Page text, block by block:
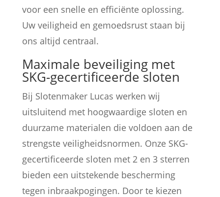
voor een snelle en efficiënte oplossing.
Uw veiligheid en gemoedsrust staan bij
ons altijd centraal.
Maximale beveiliging met
SKG-gecertificeerde sloten
Bij Slotenmaker Lucas werken wij
uitsluitend met hoogwaardige sloten en
duurzame materialen die voldoen aan de
strengste veiligheidsnormen. Onze SKG-
gecertificeerde sloten met 2 en 3 sterren
bieden een uitstekende bescherming
tegen inbraakpogingen. Door te kiezen